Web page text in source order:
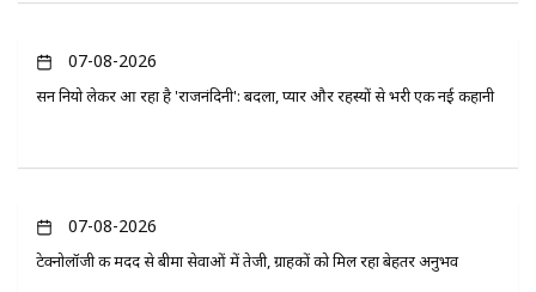
07-08-2026
सन नियो लेकर आ रहा है 'राजनंदिनी': बदला, प्यार और रहस्यों से भरी एक नई कहानी
07-08-2026
टेक्नोलॉजी की मदद से बीमा सेवाओं में तेजी, ग्राहकों को मिल रहा बेहतर अनुभव